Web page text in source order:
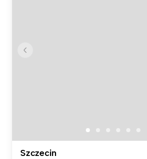
Szczecin